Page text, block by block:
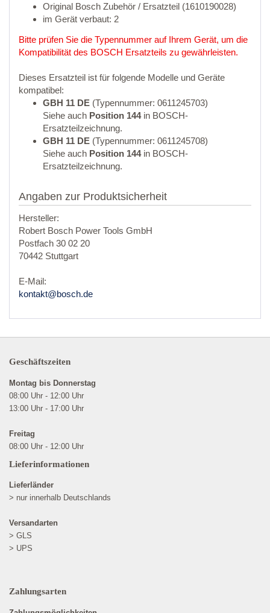
Original Bosch Zubehör / Ersatzteil (1610190028)
im Gerät verbaut: 2
Bitte prüfen Sie die Typennummer auf Ihrem Gerät, um die
Kompatibilität des BOSCH Ersatzteils zu gewährleisten.
Dieses Ersatzteil ist für folgende Modelle und Geräte
kompatibel:
GBH 11 DE (Typennummer: 0611245703)
Siehe auch Position 144in BOSCH-
Ersatzteilzeichnung.
GBH 11 DE (Typennummer: 0611245708)
Siehe auch Position 144in BOSCH-
Ersatzteilzeichnung.
Angaben zur Produktsicherheit
Hersteller:
Robert Bosch Power Tools GmbH
Postfach 30 02 20
70442 Stuttgart
E-Mail:
kontakt@bosch.de
Geschäftszeiten
Montag bis Donnerstag
08:00 Uhr - 12:00 Uhr
13:00 Uhr - 17:00 Uhr
Freitag
08:00 Uhr - 12:00 Uhr
Lieferinformationen
Lieferländer
> nur innerhalb Deutschlands
Versandarten
> GLS
> UPS
Zahlungsarten